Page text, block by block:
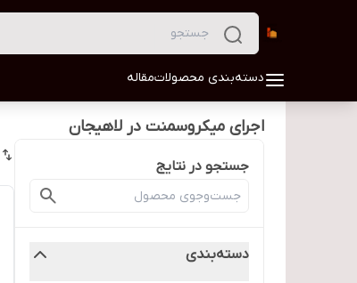
دسته‌بندی محصولاتمقاله
اجرای میکروسمنت در لاهیجان
جستجو در نتایج
دسته‌بندی